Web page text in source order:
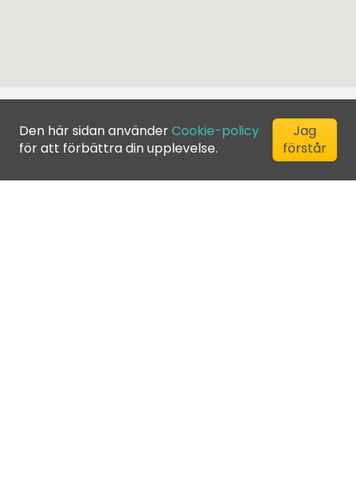
All Rights Reserved
Den här sidan använderCookie-policy
för att förbättra din upplevelse.
Jag
förstår